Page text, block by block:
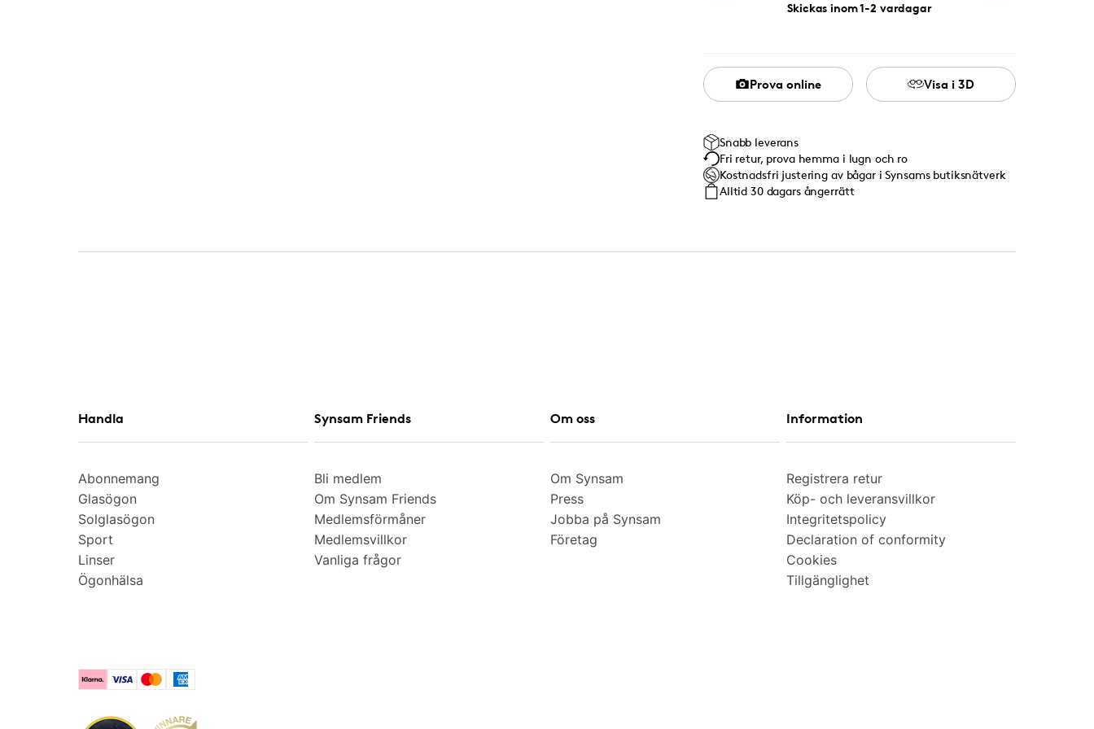
Skickas inom 1-2 vardagar
Prova online Visa i 3D
Snabb leverans
Fri retur, prova hemma i lugn och ro
Kostnadsfri justering av bågar i Synsams butiksnätverk
Alltid 30 dagars ångerrätt
Handla
Abonnemang
Glasögon
Solglasögon
Sport
Linser
Ögonhälsa
Synsam Friends
Bli medlem
Om Synsam Friends
Medlemsförmåner
Medlemsvillkor
Vanliga frågor
Om oss
Om Synsam
Press
Jobba på Synsam
Företag
Information
Registrera retur
Köp- och leveransvillkor
Integritetspolicy
Declaration of conformity
Cookies
Tillgänglighet
KlarnaVisa MastercardAmerican Express